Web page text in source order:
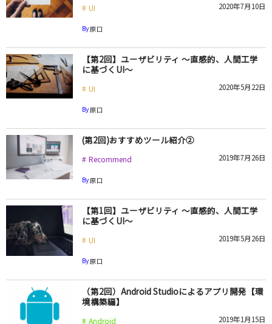
UI 2020年7月10日
By原口
【第2回】ユーザビリティ ～直感的、人間工学
に基づくUI～
UI 2020年5月22日
By原口
(第2回)おすすめツール紹介②
Recommend 2019年7月26日
By原口
【第1回】ユーザビリティ ～直感的、人間工学
に基づくUI～
UI 2019年5月26日
By原口
（第2回）Android Studioによるアプリ開発【環
境構築編】
Android 2019年1月15日